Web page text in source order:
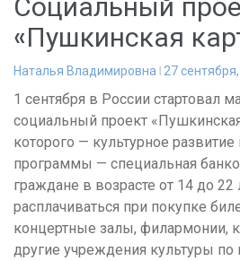
«Пушкинская
Наталья Владимировна 27 сентября,
1 сентября в России стартовал
социальный проект
которого — культурное
программы — специальная
граждане в возрасте от 14 до 22
расплачиваться при покупке
концертные залы, филармонии,
другие учреждения культуры по